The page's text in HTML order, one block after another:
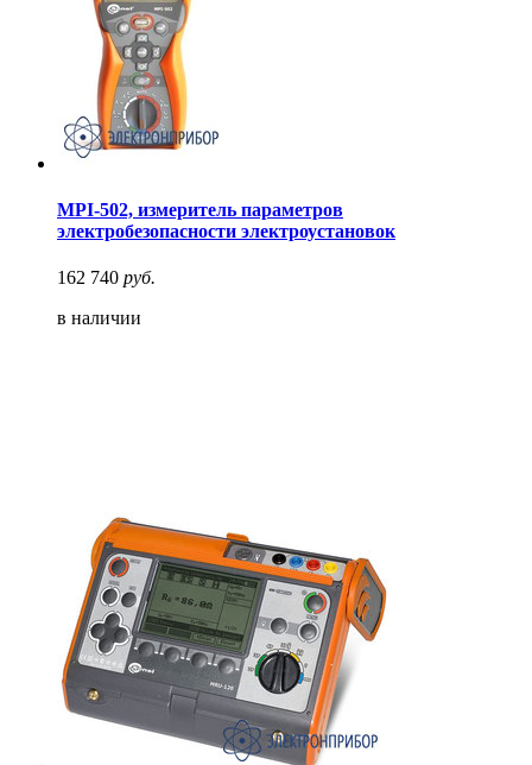
MPI-502, измеритель параметров
электробезопасности электроустановок
162 740 руб.
в наличии